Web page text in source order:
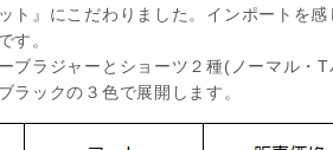
ト』にこだわりました。インポートを
す。
ブラジャーとショーツ２種(ノーマル・
ラックの３色で展開します。